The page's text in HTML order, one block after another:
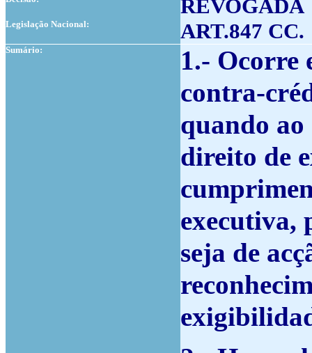
REVOGADA
Legislação Nacional: ART.847 CC.
Sumário:
1.-
contra-
quando ao
direito de
executiva,
seja de